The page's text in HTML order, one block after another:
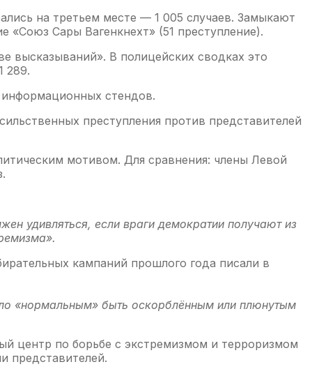
на третьем месте — 1 005 случаев. Замыкают
«Союз Сары Вагенкнехт» (51 преступление).
высказываний». В полицейских сводках это
289.
стендов.
преступления против представителей
мотивом. Для сравнения: члены Левой
удивляться, если враги демократии получают из
кампаний прошлого года писали в
«нормальным» быть оскорблённым или плюнутым
центр по борьбе с экстремизмом и терроризмом
представителей.